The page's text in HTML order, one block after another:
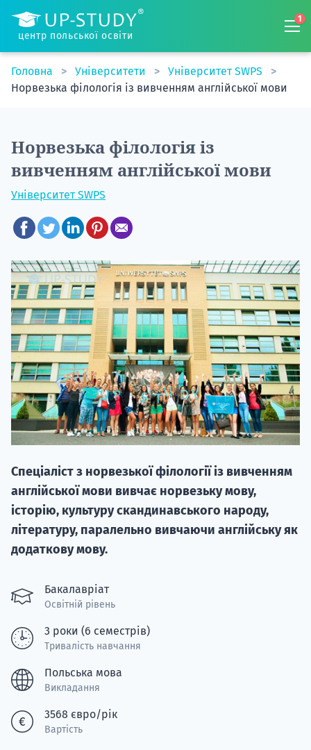
центр польської освіти
1
Головна Університети
Університет SWPS
Норвезька філологія із вивченням англійської мови
Норвезька філологія із
вивченням англійської мови
Університет SWPS
Спеціаліст з норвезької філології із вивченням
англійської мови вивчає норвезьку мову,
історію, культуру скандинавського народу,
літературу, паралельно вивчаючи англійську як
додаткову мову.
Бакалавріат
Освітній рівень
3 роки (6 семестрів)
Тривалість навчання
Польська мова
Викладання
3568 євро/рік
Вартість
НАБІР
вступ на